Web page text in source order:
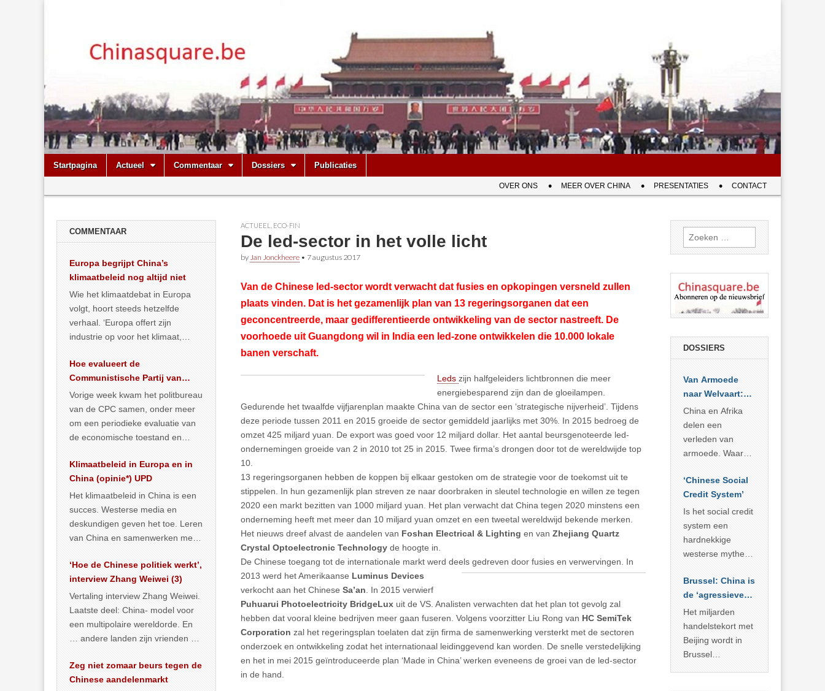
Chinasquare.be
Main
menu
Skip
Startpagina Actueel Commentaar Dossiers Publicaties
menu
OVER ONS MEER OVER CHINA PRESENTATIES CONTACT
ACTUEEL ECO-FIN
De led-sector in het volle licht
by Jan Jonckheere • 7 augustus 2017
Van de Chinese led-sector wordt verwacht dat fusies en opkopingen versneld zullen
plaats vinden. Dat is het gezamenlijk plan van 13 regeringsorganen dat een
geconcentreerde, maar gedifferentieerde ontwikkeling van de sector nastreeft. De
voorhoede uit Guangdong wil in India een led-zone ontwikkelen die 10.000 lokale
banen verschaft.
Leds zijn halfgeleiders lichtbronnen die meer
energiebesparend zijn dan de gloeilampen.
Gedurende het twaalfde vijfjarenplan maakte China van de sector een ‘strategische nijverheid’. Tijdens
deze periode tussen 2011 en 2015 groeide de sector gemiddeld jaarlijks met 30%. In 2015 bedroeg de
omzet 425 miljard yuan. De export was goed voor 12 miljard dollar. Het aantal beursgenoteerde led-
ondernemingen groeide van 2 in 2010 tot 25 in 2015. Twee firma’s drongen door tot de wereldwijde top
10.
13 regeringsorganen hebben de koppen bij elkaar gestoken om de strategie voor de toekomst uit te
stippelen. In hun gezamenlijk plan streven ze naar doorbraken in sleutel technologie en willen ze tegen
2020 een markt bezitten van 1000 miljard yuan. Het plan verwacht dat China tegen 2020 minstens een
onderneming heeft met meer dan 10 miljard yuan omzet en een tweetal wereldwijd bekende merken.
Het nieuws dreef alvast de aandelen van Foshan Electrical & Lighting en van Zhejiang Quartz
Crystal Optoelectronic Technology de hoogte in.
De Chinese toegang tot de internationale markt werd deels gedreven door fusies en verwervingen. In
2013 werd het Amerikaanse Luminus Devices
verkocht aan het Chinese Sa’an . In 2015 verwierf
Puhuarui Photoelectricity BridgeLux uit de VS. Analisten verwachten dat het plan tot gevolg zal
hebben dat vooral kleine bedrijven meer gaan fuseren. Volgens voorzitter Liu Rong van HC SemiTek
Corporation zal het regeringsplan toelaten dat zijn firma de samenwerking versterkt met de sectoren
onderzoek en ontwikkeling zodat het internationaal leidinggevend kan worden. De snelle verstedelijking
en het in mei 2015 geïntroduceerde plan ‘Made in China’ werken eveneens de groei van de led-sector
in de hand.
COMMENTAAR
Europa begrijpt China’s
klimaatbeleid nog altijd niet
Wie het klimaatdebat in Europa
volgt, hoort steeds hetzelfde
verhaal. ‘Europa offert zijn
industrie op voor het klimaat,
vergroening… >> lees meer
Hoe evalueert de
Communistische Partij van
China de economische
toestand?
Vorige week kwam het politbureau
van de CPC samen, onder meer
om een periodieke evaluatie van
de economische toestand en
publiceerden… >> lees meer
Klimaatbeleid in Europa en in
China (opinie*) UPD
Het klimaatbeleid in China is een
succes. Westerse media en
deskundigen geven het toe. Leren
van China en samenwerken met
… >> lees meer
‘Hoe de Chinese politiek werkt’,
interview Zhang Weiwei (3)
Vertaling interview Zhang Weiwei.
Laatste deel: China- model voor
een multipolaire wereldorde. En
… andere landen zijn vrienden of
Zeg niet zomaar beurs tegen de
Chinese aandelenmarkt
Zoeken
naar:
DOSSIERS
Van Armoede
naar Welvaart:
Wat Afrika kan
leren van
China’s
economisch
China en Afrika
delen een
verleden van
armoede. Waar
voorbije veertig
jaar in slaagde
meer dan 800
miljoen mensen
uit de armoede
… >> lees meer
‘Chinese Social
Credit System’
Is het social credit
system een
hardnekkige
westerse mythe of
realiteit in China?
Brussel: China is
de ‘agressieve
schuldige’
Het miljarden
handelstekort met
Beijing wordt in
Brussel